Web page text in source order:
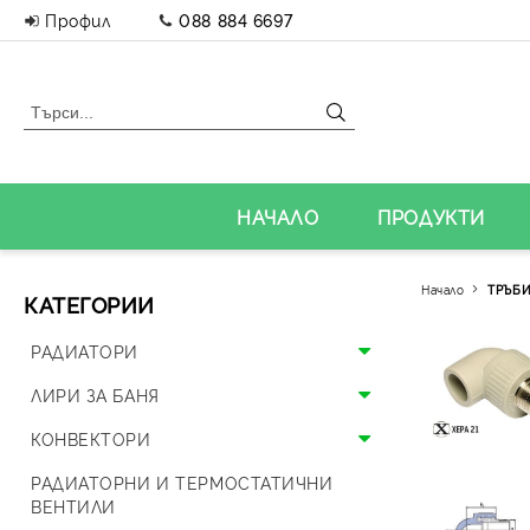
Профил 088 884 6697
НАЧАЛО ПРОДУКТИ
КАТЕГОРИИ
РАДИАТОРИ
Алуминиеви радиатори
Панелни радиатори
Аксесоари за радиатори
Дизайнерски радиатори
ЛИРИ ЗА БАНЯ
Алуминиеви лири
Стоманени лири
КОНВЕКТОРИ
Подови конвектори
РАДИАТОРНИ И ТЕРМОСТАТИЧНИ
ВЕНТИЛИ
Начало